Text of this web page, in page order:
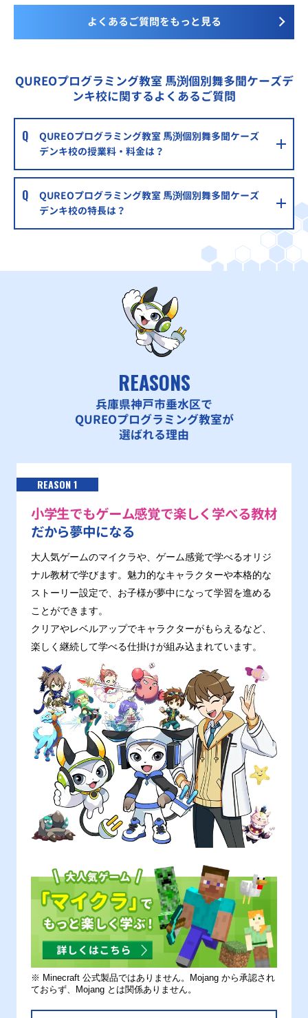
よくあるご質問をもっと見る
QUREOプログラミング教室 馬渕個別舞多聞ケーズデ
ンキ校に関するよくあるご質問
QUREOプログラミング教室 馬渕個別舞多聞ケーズ
デンキ校の授業料・料金は？
QUREOプログラミング教室 馬渕個別舞多聞ケーズ
デンキ校の特長は？
REASONS
兵庫県神戸市垂水区で
QUREOプログラミング教室が
選ばれる理由
REASON 1
小学生でもゲーム感覚で楽しく学べる教材
だから夢中になる
大人気ゲームのマイクラや、ゲーム感覚で学べるオリジ
ナル教材で学びます。魅力的なキャラクターや本格的な
ストーリー設定で、お子様が夢中になって学習を進める
ことができます。
クリアやレベルアップでキャラクターがもらえるなど、
楽しく継続して学べる仕掛けが組み込まれています。
※ Minecraft 公式製品ではありません。Mojang から承認され
ておらず、Mojang とは関係ありません。